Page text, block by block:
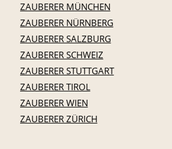
ZAUBERER MÜNCHEN
ZAUBERER NÜRNBERG
ZAUBERER SALZBURG
ZAUBERER SCHWEIZ
ZAUBERER STUTTGART
ZAUBERER TIROL
ZAUBERER WIEN
ZAUBERER ZÜRICH